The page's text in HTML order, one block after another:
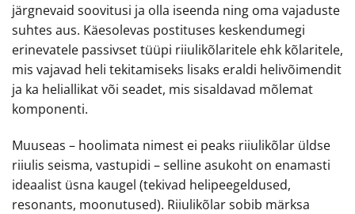
järgnevaid soovitusi ja olla iseenda ning oma vajaduste
suhtes aus. Käesolevas postituses keskendumegi
erinevatele passivset tüüpi riiulikõlaritele ehk kõlaritele,
mis vajavad heli tekitamiseks lisaks eraldi helivõimendit
ja ka heliallikat või seadet, mis sisaldavad mõlemat
komponenti.
Muuseas – hoolimata nimest ei peaks riiulikõlar üldse
riiulis seisma, vastupidi – selline asukoht on enamasti
ideaalist üsna kaugel (tekivad helipeegeldused,
resonants, moonutused). Riiulikõlar sobib märksa